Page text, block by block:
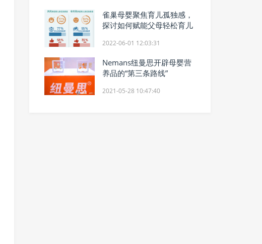
雀巢母婴聚焦育儿孤独感，
探讨如何赋能父母轻松育儿
2022-06-01 12:03:31
Nemans纽曼思开辟母婴营
养品的“第三条路线”
2021-05-28 10:47:40